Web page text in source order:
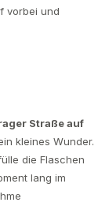
vorbei und
Straße auf
kleines Wunder.
die Flaschen
lang im